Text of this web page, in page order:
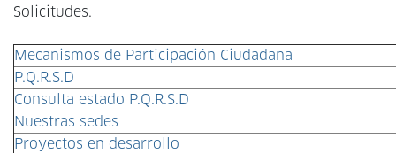
Solicitudes.
Mecanismos de Participación Ciudadana
P.Q.R.S.D
Consulta estado P.Q.R.S.D
Nuestras sedes
Proyectos en desarrollo